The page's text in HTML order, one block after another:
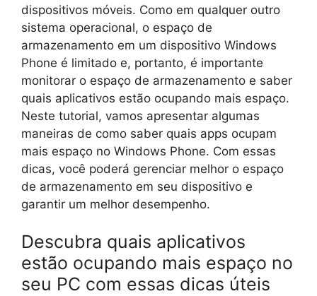
dispositivos móveis. Como em qualquer outro
sistema operacional, o espaço de
armazenamento em um dispositivo Windows
Phone é limitado e, portanto, é importante
monitorar o espaço de armazenamento e saber
quais aplicativos estão ocupando mais espaço.
Neste tutorial, vamos apresentar algumas
maneiras de como saber quais apps ocupam
mais espaço no Windows Phone. Com essas
dicas, você poderá gerenciar melhor o espaço
de armazenamento em seu dispositivo e
garantir um melhor desempenho.
Descubra quais aplicativos
estão ocupando mais espaço no
seu PC com essas dicas úteis